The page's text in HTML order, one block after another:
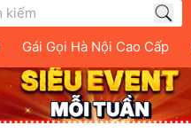
Gái Gọi Hà Nội Cao Cấp